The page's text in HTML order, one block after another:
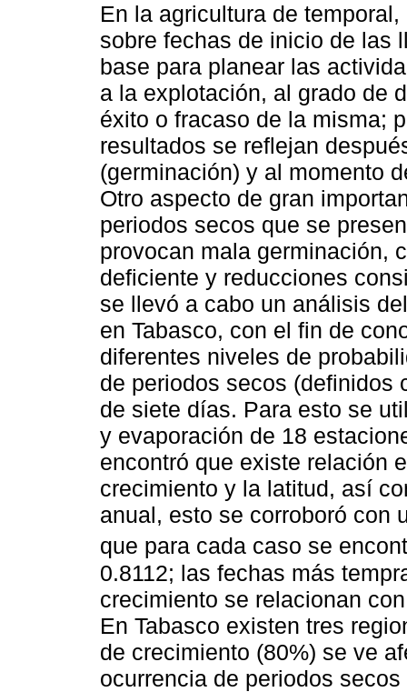
En la agricultura de
sobre fechas de inicio de las
base para planear las
a la explotación, al grado de
éxito o fracaso de la misma;
resultados se reflejan
(germinación) y al momento
Otro aspecto de gran
periodos secos que se
provocan mala germinación,
deficiente y reducciones
se llevó a cabo un análisis
en Tabasco, con el fin de
diferentes niveles de
de periodos secos (definidos
de siete días. Para esto se
y evaporación de 18
encontró que existe relación
crecimiento y la latitud, así
anual, esto se corroboró con
que para cada caso se
0.8112; las fechas más
crecimiento se relacionan
En Tabasco existen tres
de crecimiento (80%) se ve
ocurrencia de periodos